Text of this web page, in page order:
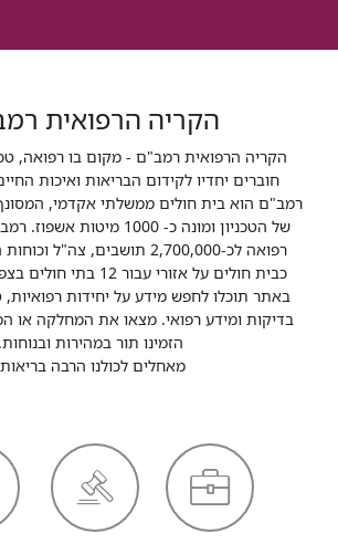
הקריה הרפואית
הקריה הרפואית רמב"ם - מקום בו רפואה,
חוברים יחדיו לקידום הבריאות ואיכות
רמב"ם הוא בית חולים ממשלתי אקדמי,
של הטכניון ומונה כ- 1000
רפואה לכ-2,700,000 תושבים,
כבית חולים על אזורי עבור 12 בתי חולים בצפון מדינת ישראל.
באתר תוכלו לחפש מידע על יחידות רפואיות,
בדיקות ומידע רפואי. מצאו את המחלקה או
הזמינו תור במהירות ובנוחות.
מאחלים לכולנו הרבה